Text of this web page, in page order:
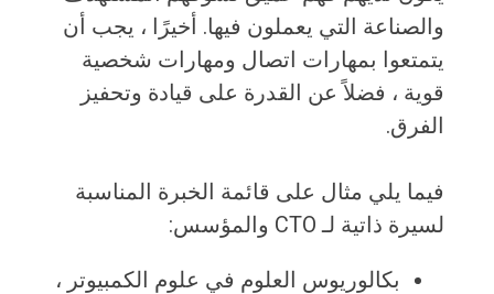
والصناعة التي يعملون فيها. أخيرًا ، يجب أن
يتمتعوا بمهارات اتصال ومهارات شخصية
قوية ، فضلاً عن القدرة على قيادة وتحفيز
الفرق.
فيما يلي مثال على قائمة الخبرة المناسبة
لسيرة ذاتية لـ CTO والمؤسس:
بكالوريوس العلوم في علوم الكمبيوتر ،